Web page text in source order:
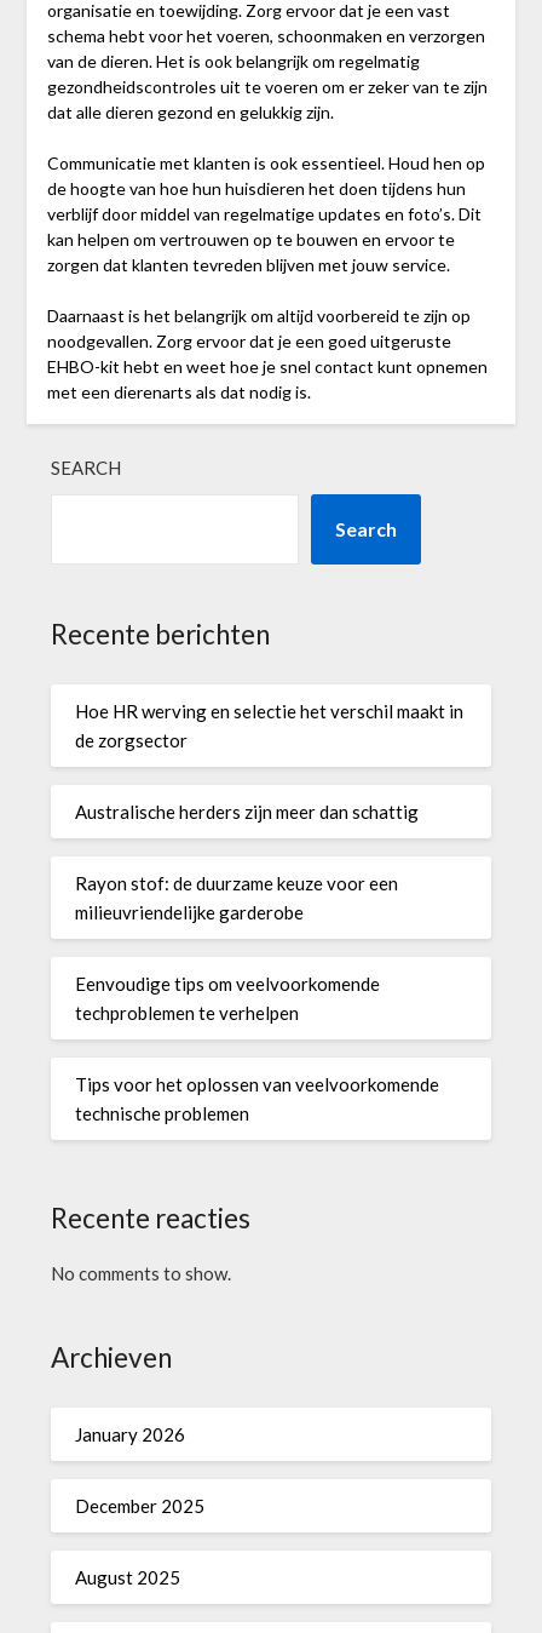
organisatie en toewijding. Zorg ervoor dat je een vast
schema hebt voor het voeren, schoonmaken en verzorgen
van de dieren. Het is ook belangrijk om regelmatig
gezondheidscontroles uit te voeren om er zeker van te zijn
dat alle dieren gezond en gelukkig zijn.
Communicatie met klanten is ook essentieel. Houd hen op
de hoogte van hoe hun huisdieren het doen tijdens hun
verblijf door middel van regelmatige updates en foto’s. Dit
kan helpen om vertrouwen op te bouwen en ervoor te
zorgen dat klanten tevreden blijven met jouw service.
Daarnaast is het belangrijk om altijd voorbereid te zijn op
noodgevallen. Zorg ervoor dat je een goed uitgeruste
EHBO-kit hebt en weet hoe je snel contact kunt opnemen
met een dierenarts als dat nodig is.
SEARCH
Search
Recente berichten
Hoe HR werving en selectie het verschil maakt in
de zorgsector
Australische herders zijn meer dan schattig
Rayon stof: de duurzame keuze voor een
milieuvriendelijke garderobe
Eenvoudige tips om veelvoorkomende
techproblemen te verhelpen
Tips voor het oplossen van veelvoorkomende
technische problemen
Recente reacties
No comments to show.
Archieven
January 2026
December 2025
August 2025